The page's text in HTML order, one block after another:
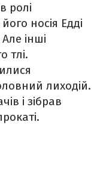
ролі
носія Едді
інші
тлі.
лиходій.
і зібрав